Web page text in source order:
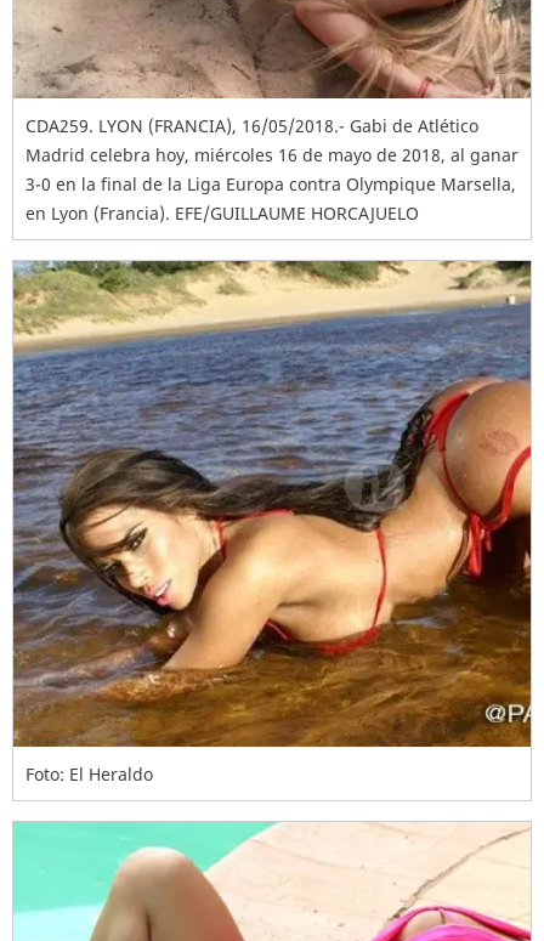
CDA259. LYON (FRANCIA), 16/05/2018.- Gabi de Atlético
Madrid celebra hoy, miércoles 16 de mayo de 2018, al ganar
3-0 en la final de la Liga Europa contra Olympique Marsella,
en Lyon (Francia). EFE/GUILLAUME HORCAJUELO
Foto: El Heraldo